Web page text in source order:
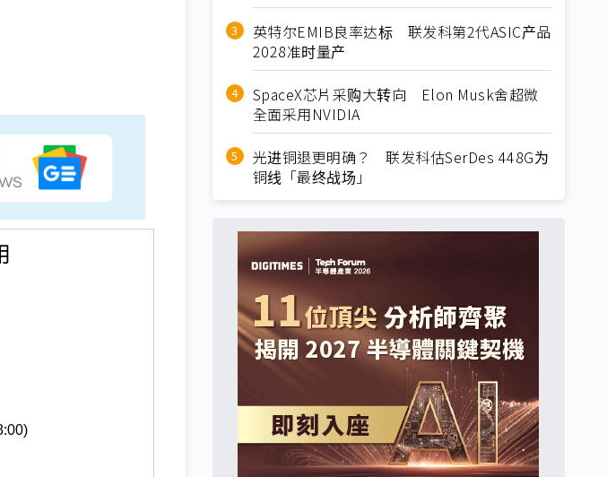
英特尔EMIB良率达标 联发科第2代ASIC产品
2028准时量产
SpaceX芯片采购大转向 Elon Musk舍超微
全面采用NVIDIA
光进铜退更明确？ 联发科估SerDes 448G为
铜线「最终战场」